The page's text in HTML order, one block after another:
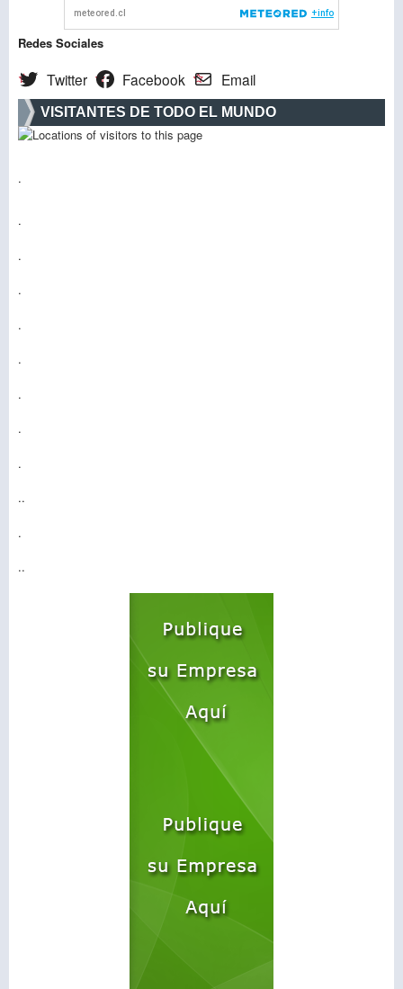
Redes Sociales
Twitter Facebook Email
VISITANTES DE TODO EL MUNDO
.
.
.
.
.
.
.
.
.
..
.
..